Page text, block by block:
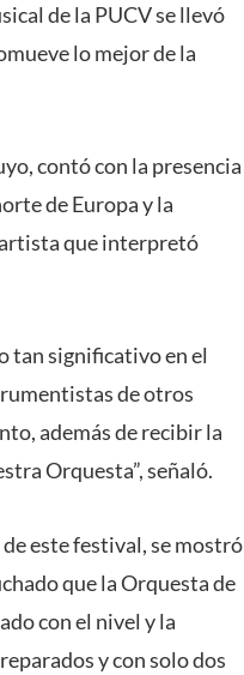
de la PUCV se llevó
lo mejor de la
contó con la presencia
de Europa y la
que interpretó
tan significativo en el
de otros
además de recibir la
Orquesta”, señaló.
este festival, se mostró
que la Orquesta de
con el nivel y la
y con solo dos